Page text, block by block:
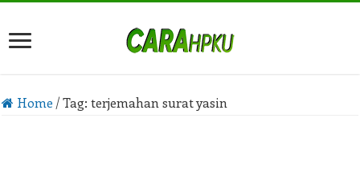
Home / Tag:terjemahan surat yasin